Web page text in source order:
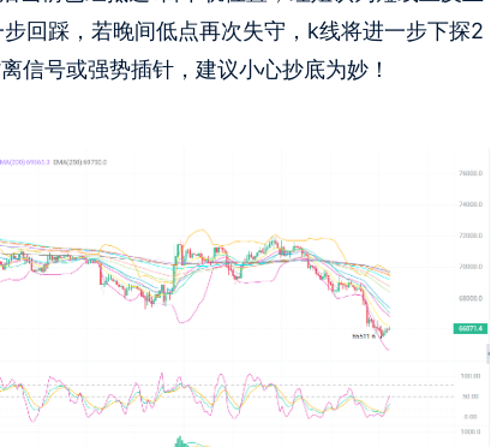
回踩，若晚间低点再次失守，k线将进一步下探2
信号或强势插针，建议小心抄底为妙！